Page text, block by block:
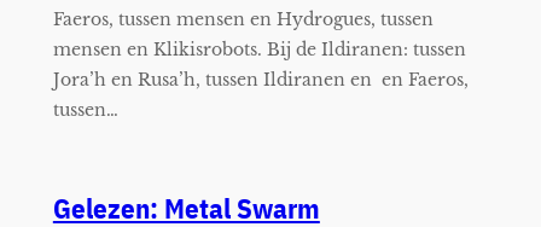
Faeros, tussen mensen en Hydrogues, tussen
mensen en Klikisrobots. Bij de Ildiranen: tussen
Jora’h en Rusa’h, tussen Ildiranen en en Faeros,
tussen…
Gelezen: Metal Swarm